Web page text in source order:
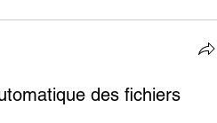
des fichiers